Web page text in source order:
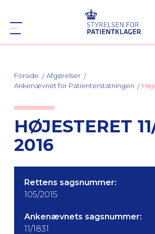
Forside
Afgørelser
Ankenævnet for Patienterstatningen
HØJESTERET
2016
Rettens sagsnummer:
105/2015
Ankenævnets sagsnummer:
11/1831